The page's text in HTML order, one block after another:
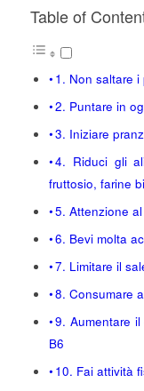
Table of
1. Non saltare i
2. Puntare in
3. Iniziare
4. Riduci gli
fruttosio, farine
5. Attenzione
6. Bevi molta
7. Limitare il
8. Consumare
9. Aumentare
B6
10. Fai attività